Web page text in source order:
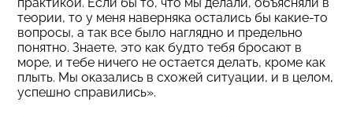
теории, то у меня наверняка остались бы какие-то
вопросы, а так все было наглядно и предельно
понятно. Знаете, это как будто тебя бросают в
море, и тебе ничего не остается делать, кроме как
плыть. Мы оказались в схожей ситуации, и в целом,
успешно справились».